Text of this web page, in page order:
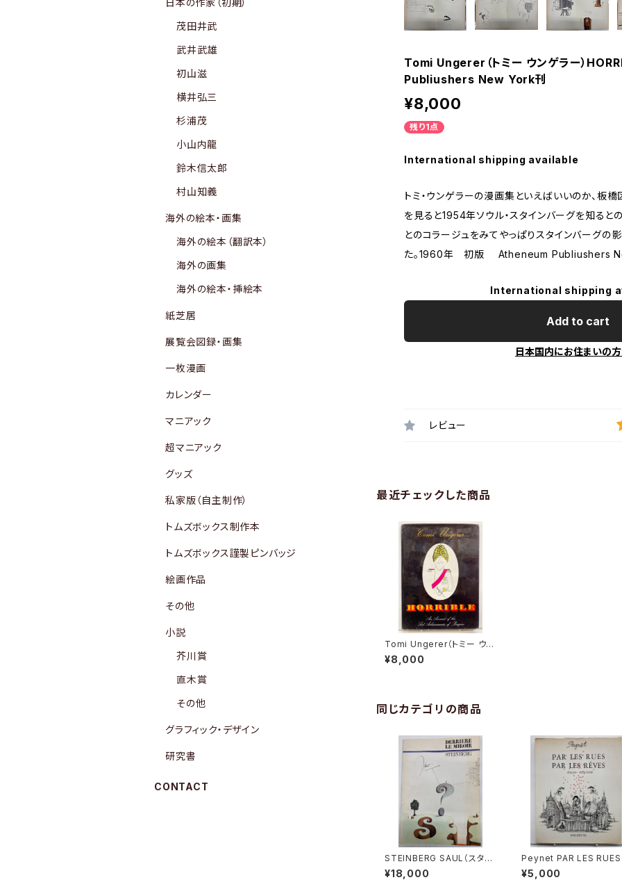
Tomi Ungerer（トミー ウンゲラー）
Publiushers New York刊
¥8,000
残り1点
International shipping available
トミ・ウンゲラーの漫画集といえばいいのか、板
を見ると1954年ソウル・スタインバーグを知ると
とのコラージュをみてやっぱりスタインバーグの
た。1960年 初版 Atheneum Publiushers
International shipping
Add to cart
日本国内にお住まいの
レビュー
最近チェックした商品
Tomi Ungerer（トミー ウン
ゲラー）HORRIBLE 1960 A
theneum Publiushers N
¥8,000
同じカテゴリの商品
STEINBERG SAUL（スタイ
ンバーグ） Derrière le Mi
roir n.157 1966年 Mae
¥18,000
Peynet PAR LES
AR LES RÊVES（ペイネ
963年 HACHETTE
¥5,000
日本の作家（初期）
茂田井武
武井武雄
初山滋
横井弘三
杉浦茂
小山内龍
鈴木信太郎
村山知義
海外の絵本・画集
海外の絵本（翻訳本）
海外の画集
海外の絵本・挿絵本
紙芝居
展覧会図録・画集
一枚漫画
カレンダー
マニアック
超マニアック
グッズ
私家版（自主制作）
トムズボックス制作本
トムズボックス謹製ピンバッジ
絵画作品
その他
小説
芥川賞
直木賞
その他
グラフィック・デザイン
研究書
CONTACT